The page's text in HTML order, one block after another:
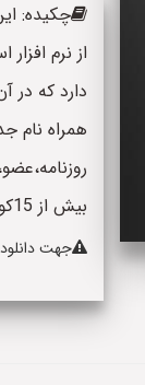
چکیده:
همراه نام
بیش از 15کوری(پرس و جو) (query) ایجاد می شود.
جهت